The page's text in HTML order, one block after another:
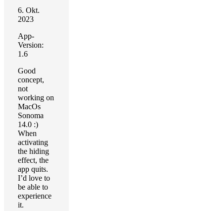
6. Okt.
2023
App-
Version:
1.6
Good
concept,
not
working on
MacOs
Sonoma
14.0 :)
When
activating
the hiding
effect, the
app quits.
I’d love to
be able to
experience
it.